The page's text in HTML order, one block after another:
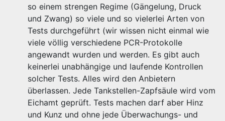
so einem strengen Regime (Gängelung, Druck
und Zwang) so viele und so vielerlei Arten von
Tests durchgeführt (wir wissen nicht einmal wie
viele völlig verschiedene PCR-Protokolle
angewandt wurden und werden. Es gibt auch
keinerlei unabhängige und laufende Kontrollen
solcher Tests. Alles wird den Anbietern
überlassen. Jede Tankstellen-Zapfsäule wird vom
Eichamt geprüft. Tests machen darf aber Hinz
und Kunz und ohne jede Überwachungs- und